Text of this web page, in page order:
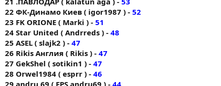
22 ФК-Динамо Киев ( igor1987 ) - 52
23 FK ORIONE ( Markі ) - 51
24 Star United ( Andrreds ) - 48
25 ASEL ( slajk2 ) - 47
26 Rikis Англия ( Rikis ) - 47
27 GekShel ( sotikin1 ) - 47
28 Orwel1984 ( esprr ) - 46
29 andru 69 ( FPS andru69 ) - 44